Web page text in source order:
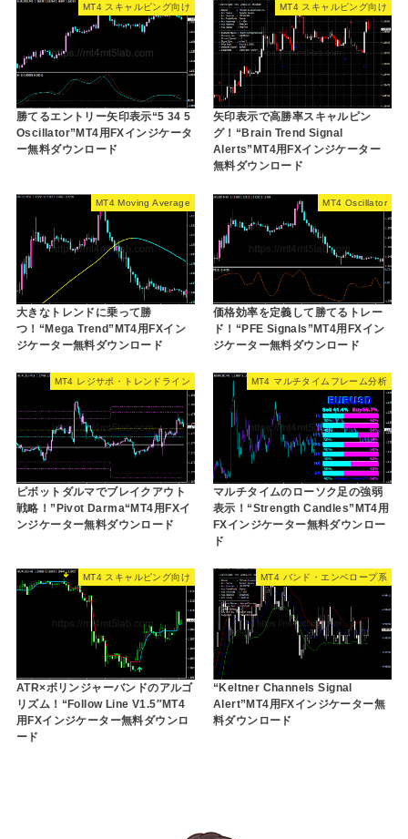
MT4 スキャルピング向け
勝てるエントリー矢印表示“5 34 5
Oscillator”MT4用FXインジケータ
ー無料ダウンロード
MT4 スキャルピング向け
矢印表示で高勝率スキャルピン
グ！“Brain Trend Signal
Alerts”MT4用FXインジケーター
無料ダウンロード
MT4 Moving Average
大きなトレンドに乗って勝
つ！“Mega Trend”MT4用FXイン
ジケーター無料ダウンロード
MT4 Oscillator
価格効率を定義して勝てるトレー
ド！“PFE Signals”MT4用FXイン
ジケーター無料ダウンロード
MT4 レジサポ・トレンドライン
ピボットダルマでブレイクアウト
戦略！”Pivot Darma“MT4用FXイ
ンジケーター無料ダウンロード
MT4 マルチタイムフレーム分析
マルチタイムのローソク足の強弱
表示！“Strength Candles”MT4用
FXインジケーター無料ダウンロー
ド
MT4 スキャルピング向け
ATR×ボリンジャーバンドのアルゴ
リズム！“Follow Line V1.5″MT4
用FXインジケーター無料ダウンロ
ード
MT4 バンド・エンベロープ系
“Keltner Channels Signal
Alert”MT4用FXインジケーター無
料ダウンロード